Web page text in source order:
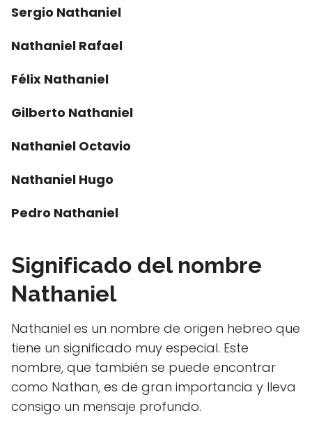
Sergio Nathaniel
Nathaniel Rafael
Félix Nathaniel
Gilberto Nathaniel
Nathaniel Octavio
Nathaniel Hugo
Pedro Nathaniel
Significado del nombre
Nathaniel
Nathaniel es un nombre de origen hebreo que
tiene un significado muy especial. Este
nombre, que también se puede encontrar
como Nathan, es de gran importancia y lleva
consigo un mensaje profundo.